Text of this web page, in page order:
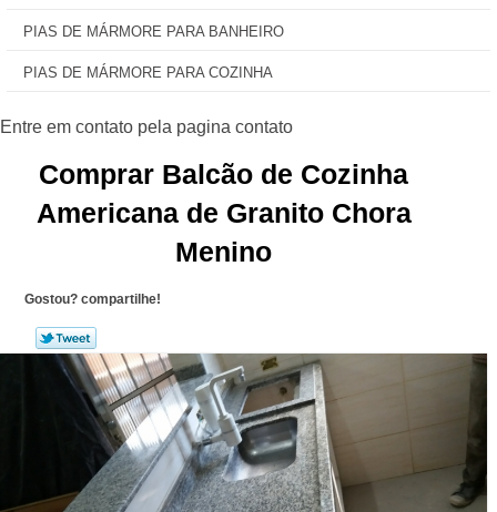
PIAS DE MÁRMORE PARA BANHEIRO
PIAS DE MÁRMORE PARA COZINHA
Comprar Balcão de Cozinha
Americana de Granito Chora
Menino
Gostou? compartilhe!